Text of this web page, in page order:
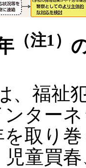
（注1）
、福祉
ター
を取り
童買